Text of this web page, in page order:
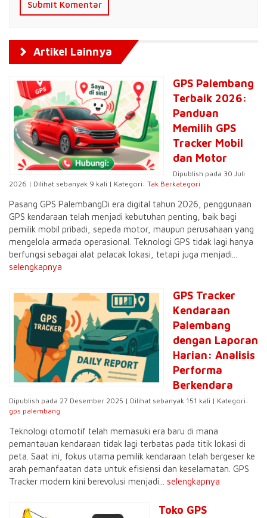
Artikel Lainnya
GPS Palembang
Terbaik 2026:
Panduan
Memilih GPS
Tracker Mobil
dan Motor
Dipublish pada 30 Juli
2026 | Dilihat sebanyak 9 kali | Kategori: Tak Berkategori
Pasang GPS PalembangDi era digital tahun 2026, penggunaan
GPS kendaraan telah menjadi kebutuhan penting, baik bagi
pemilik mobil pribadi, sepeda motor, maupun perusahaan yang
mengelola armada operasional. Teknologi GPS tidak lagi hanya
berfungsi sebagai alat pelacak lokasi, tetapi juga menjadi...
selengkapnya
GPS Tracker
Kendaraan
Palembang
dengan Laporan
Harian: Analisis
Performa
Berkendara
Dipublish pada 27 Desember 2025 | Dilihat sebanyak 151 kali | Kategori:
gps palembang
Teknologi otomotif telah memasuki era baru di mana
pemantauan kendaraan tidak lagi terbatas pada titik lokasi di
peta. Saat ini, fokus utama pemilik kendaraan telah bergeser ke
arah pemanfaatan data untuk efisiensi dan keselamatan. GPS
Tracker modern kini berevolusi menjadi... selengkapnya
Toko GPS